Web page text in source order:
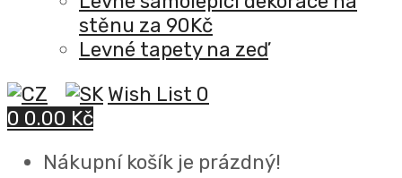
stěnu za 90Kč
Levné tapety na zeď
Wish List 0
0 0.00 Kč
Nákupní košík je prázdný!